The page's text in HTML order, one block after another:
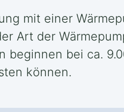
mit einer
Art der
beginnen bei ca.
können.